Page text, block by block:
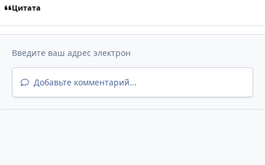
Цитата
Добавьте комментарий...